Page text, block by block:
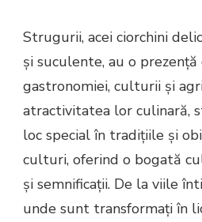
Strugurii, acei ciorchini
și suculente, au o
gastronomiei, culturii și
atractivitatea lor culinară,
loc special în tradițiile și
culturi, oferind o bogată
și semnificații. De la viile
unde sunt transformați în